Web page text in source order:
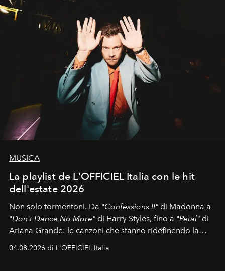
MUSICA
La playlist de L'OFFICIEL Italia con le hit
dell'estate 2026
Non solo tormentoni. Da "Confessions II" di Madonna a
"Don't Dance No More" di Harry Styles, fino a "Petal" di
Ariana Grande: le canzoni che stanno ridefinendo la
colonna sonora della stagione.
04.08.2026 di L'OFFICIEL Italia